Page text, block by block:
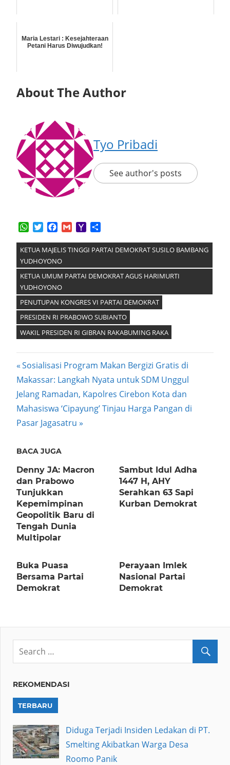
Maria Lestari : Kesejahteraan
Petani Harus Diwujudkan!
About The Author
Tyo Pribadi
See author's posts
WhatsApp
TwitterFacebook
GmailYahoo
KETUA MAJELIS TINGGI PARTAI DEMOKRAT SUSILO BAMBANG
YUDHOYONO
KETUA UMUM PARTAI DEMOKRAT AGUS HARIMURTI
YUDHOYONO
PENUTUPAN KONGRES VI PARTAI DEMOKRAT
PRESIDEN RI PRABOWO SUBIANTO
WAKIL PRESIDEN RI GIBRAN RAKABUMING RAKA
Post
navigation
Previous
Post:
Sosialisasi Program Makan Bergizi Gratis di
Makassar: Langkah Nyata untuk SDM Unggul
Next
Post:
Jelang Ramadan, Kapolres Cirebon Kota dan
Mahasiswa ‘Cipayung’ Tinjau Harga Pangan di
Pasar Jagasatru
BACA JUGA
Denny JA: Macron
dan Prabowo
Tunjukkan
Kepemimpinan
Geopolitik Baru di
Tengah Dunia
Multipolar
Sambut Idul Adha
1447 H, AHY
Serahkan 63 Sapi
Kurban Demokrat
Buka Puasa
Bersama Partai
Demokrat
Perayaan Imlek
Nasional Partai
Demokrat
REKOMENDASI
TERBARU
Diduga Terjadi Insiden Ledakan di PT.
Smelting Akibatkan Warga Desa
Roomo Panik